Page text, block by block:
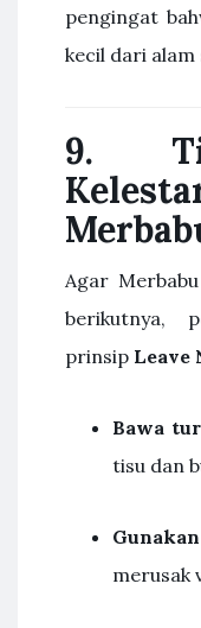
pengingat
kecil dari alam
9.
Agar
berikutnya,
prinsip Leave
Bawa
tisu dan
merusak